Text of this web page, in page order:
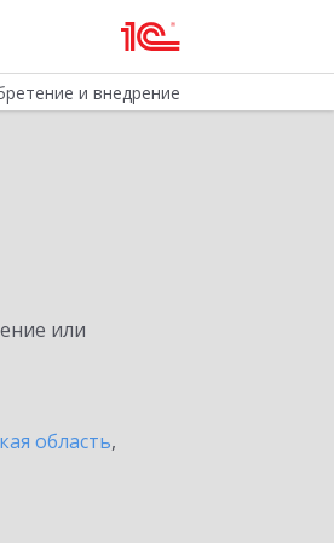
и внедрение
или
область,